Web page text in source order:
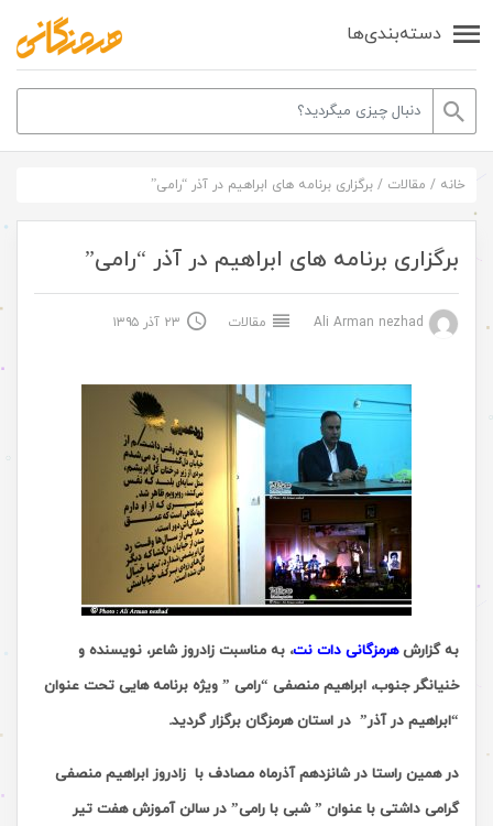
دسته‌بندی‌ها
خانه / مقالات / برگزاری برنامه های ابراهیم در آذر “رامی”
برگزاری برنامه های ابراهیم در آذر “رامی”
مقالات ۲۳ آذر ۱۳۹۵
به گزارشهرمزگانی دات نت، به مناسبت زادروز شاعر، نویسنده و
خنیانگر جنوب، ابراهیم منصفی “رامی ” ویژه برنامه هایی تحت عنوان
“ابراهیم در آذر” در استان هرمزگان برگزار گردید.
در همین راستا در شانزدهم آذرماه مصادف با زادروز ابراهیم منصفی
گرامی داشتی با عنوان ” شبی با رامی” در سالن آموزش هفت تیر